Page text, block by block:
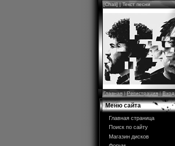
[Chali] | Текст песни
Главная|Регистрация|Вход
Меню сайта
Главная страница
Поиск по сайту
Магазин дисков